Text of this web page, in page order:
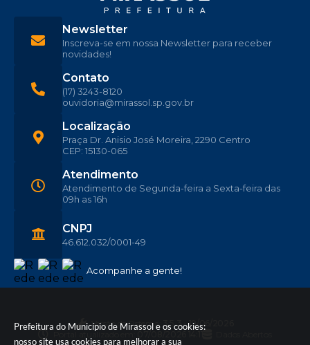
Prefeitura do Município de Mirassol e os cookies:
nosso site usa cookies para melhorar a sua
Acompanhe a gente!
Localização
Praça Dr. Anisio José Moreira, 2290 Centro
CEP: 15130-065
Contato
(17) 3243-8120
ouvidoria@mirassol.sp.gov.br
Atendimento
Atendimento de Segunda-feira a Sexta-feira das
09h as 16h
CNPJ
46.612.032/0001-49
Newsletter
Inscreva-se em nossa Newsletter para receber
novidades!
Versão do Sistema: 3.5.3 - 19/06/2026
Portal atualizado em: